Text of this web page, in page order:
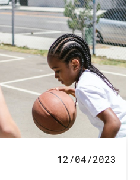
12/04/2023